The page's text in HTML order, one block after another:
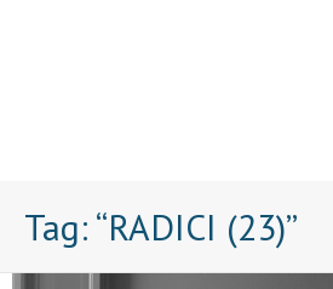
Tag: “RADICI (23)”